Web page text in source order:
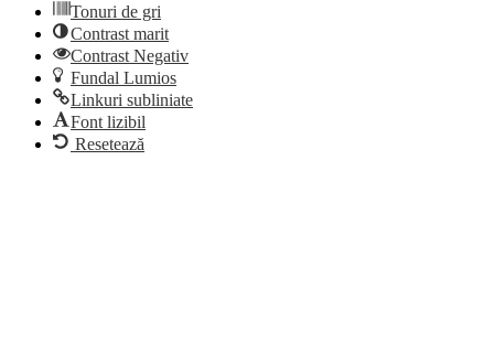
Tonuri de gri
Contrast marit
Contrast Negativ
Fundal Lumios
Linkuri subliniate
Font lizibil
Resetează